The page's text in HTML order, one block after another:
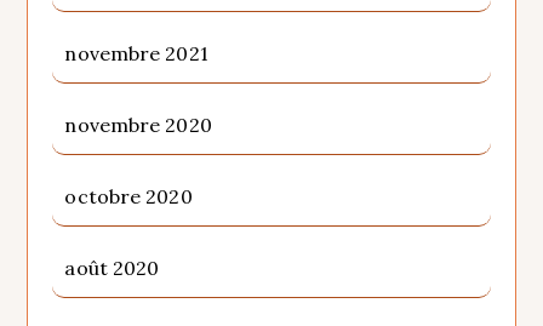
novembre 2021
novembre 2020
octobre 2020
août 2020